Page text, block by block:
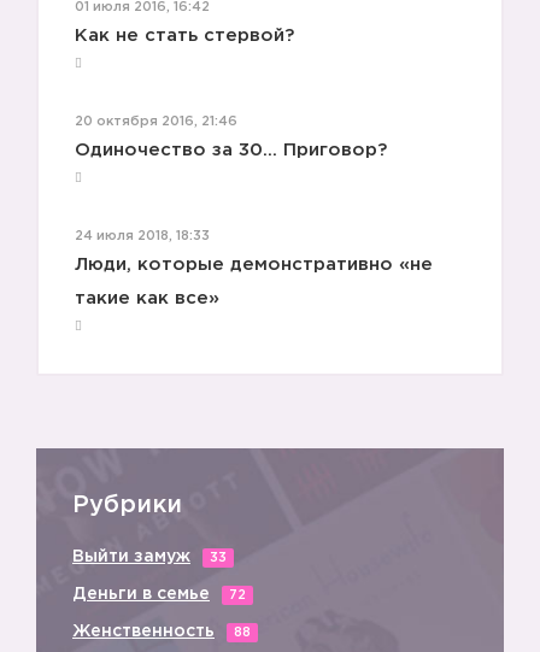
01 июля 2016, 16:42
Как не стать стервой?
20 октября 2016, 21:46
Одиночество за 30... Приговор?
24 июля 2018, 18:33
Люди, которые демонстративно «не
такие как все»
Рубрики
Выйти замуж 33
Деньги в семье 72
Женственность 88